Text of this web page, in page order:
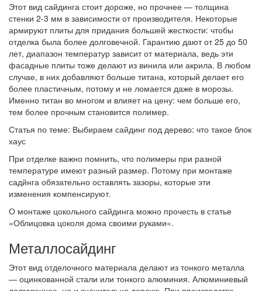
Этот вид сайдинга стоит дороже, но прочнее — толщина
стенки 2-3 мм в зависимости от производителя. Некоторые
армируют плиты для придания большей жесткости: чтобы
отделка была более долговечной. Гарантию дают от 25 до 50
лет, диапазон температур зависит от материала, ведь эти
фасадные плиты тоже делают из винила или акрила. В любом
случае, в них добавляют больше титана, который делает его
более пластичным, потому и не ломается даже в морозы.
Именно титан во многом и влияет на цену: чем больше его,
тем более прочным становится полимер.
Статья по теме: Выбираем сайдинг под дерево: что такое блок
хаус
При отделке важно помнить, что полимеры при разной
температуре имеют разный размер. Потому при монтаже
садйнга обязательно оставлять зазоры, которые эти
изменения компенсируют.
О монтаже цокольного сайдинга можно прочесть в статье
«Облицовка цоколя дома своими руками«.
Металлосайдинг
Этот вид отделочного материала делают из тонкого металла
— оцинкованной стали или тонкого алюминия. Алюминиевый